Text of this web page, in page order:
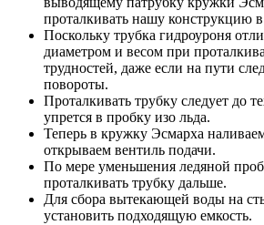
проталкивать нашу конструкцию в
Поскольку трубка гидроуроня
диаметром и весом при
трудностей, даже если на пути
повороты.
Проталкивать трубку следует до
упрется в пробку изо льда.
Теперь в кружку Эсмарха
открываем вентиль подачи.
По мере уменьшения ледяной
проталкивать трубку дальше.
Для сбора вытекающей воды на
установить подходящую емкость.